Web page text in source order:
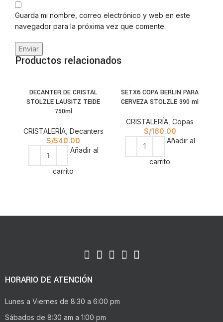
Guarda mi nombre, correo electrónico y web en este
navegador para la próxima vez que comente.
Productos relacionados
DECANTER DE CRISTAL
STOLZLE LAUSITZ TEIDE
750ml
CRISTALERÍA, Decanters
S/540.00
Añadir al
carrito
SETX6 COPA BERLIN PARA
CERVEZA STOLZLE 390 ml
CRISTALERÍA Copas
S/160.00
Añadir al
carrito
HORARIO DE ATENCIÓN
Lunes a Viernes de 8:30 a 6:00 pm
Sábados de 8:30 am a 1:00 pm